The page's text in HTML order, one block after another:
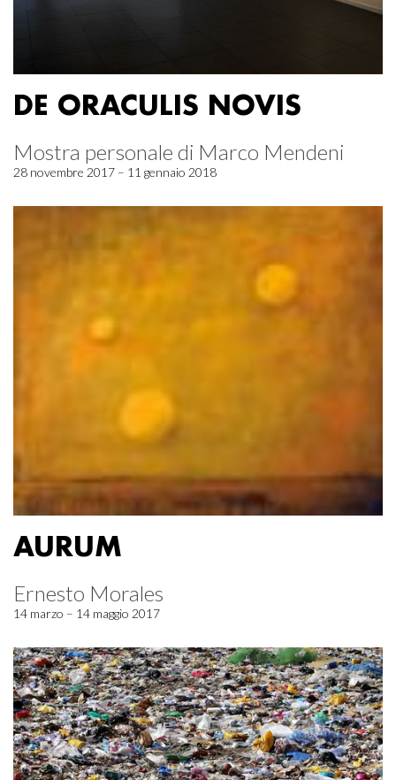
DE ORACULIS NOVIS
Mostra personale di Marco Mendeni
28 novembre 2017 – 11 gennaio 2018
AURUM
Ernesto Morales
14 marzo – 14 maggio 2017